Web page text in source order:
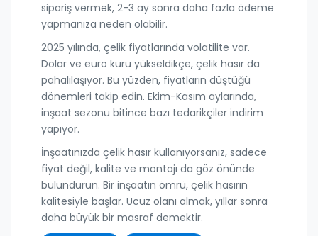
sipariş vermek, 2-3 ay sonra daha fazla ödeme
yapmanıza neden olabilir.
2025 yılında, çelik fiyatlarında volatilite var.
Dolar ve euro kuru yükseldikçe, çelik hasır da
pahalılaşıyor. Bu yüzden, fiyatların düştüğü
dönemleri takip edin. Ekim-Kasım aylarında,
inşaat sezonu bitince bazı tedarikçiler indirim
yapıyor.
İnşaatınızda çelik hasır kullanıyorsanız, sadece
fiyat değil, kalite ve montajı da göz önünde
bulundurun. Bir inşaatın ömrü, çelik hasırın
kalitesiyle başlar. Ucuz olanı almak, yıllar sonra
daha büyük bir masraf demektir.